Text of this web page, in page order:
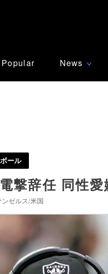
Popular News ∨
ール
撃辞任 同性
ゼルス/米国